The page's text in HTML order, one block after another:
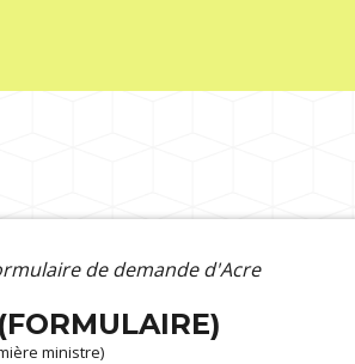
de demande d'Acre
ministre)